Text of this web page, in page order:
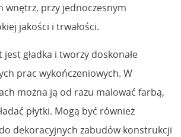
wnętrz, przy jednoczesnym
jakości i trwałości.
jest gładka i tworzy doskonałe
prac wykończeniowych. W
można ją od razu malować farbą,
płytki. Mogą być również
dekoracyjnych zabudów konstrukcji